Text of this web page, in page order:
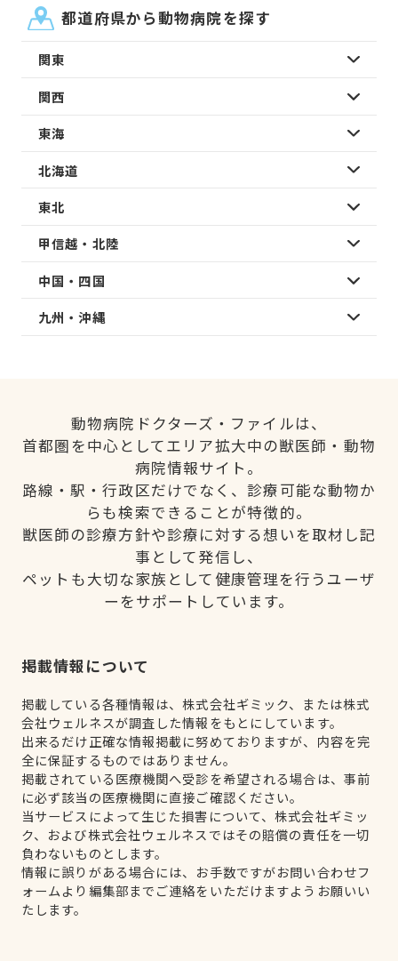
都道府県から動物病院を探す
関東
関西
東海
北海道
東北
甲信越・北陸
中国・四国
九州・沖縄
動物病院ドクターズ・ファイルは、
首都圏を中心としてエリア拡大中の獣医師・動物
病院情報サイト。
路線・駅・行政区だけでなく、診療可能な動物か
らも検索できることが特徴的。
獣医師の診療方針や診療に対する想いを取材し記
事として発信し、
ペットも大切な家族として健康管理を行うユーザ
ーをサポートしています。
掲載情報について
掲載している各種情報は、株式会社ギミック、または株式
会社ウェルネスが調査した情報をもとにしています。
出来るだけ正確な情報掲載に努めておりますが、内容を完
全に保証するものではありません。
掲載されている医療機関へ受診を希望される場合は、事前
に必ず該当の医療機関に直接ご確認ください。
当サービスによって生じた損害について、株式会社ギミッ
ク、および株式会社ウェルネスではその賠償の責任を一切
負わないものとします。
情報に誤りがある場合には、お手数ですがお問い合わせフ
ォームより編集部までご連絡をいただけますようお願いい
たします。